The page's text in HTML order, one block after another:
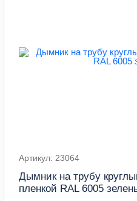
Артикул: 23064
Дымник на трубу
пленкой RAL 6005